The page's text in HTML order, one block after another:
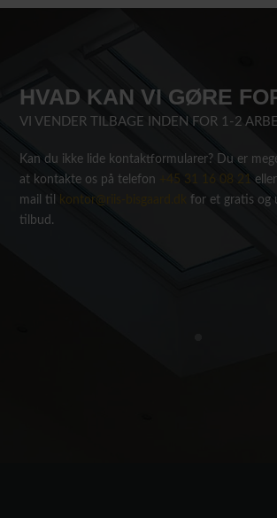
HVAD KAN VI GØRE
VI VENDER TILBAGE INDEN FOR 1-2
Kan du ikke lide kontaktformularer? Du er
at kontakte os på telefon
+45 31 16 08 21
mail til
kontor@riis-bisgaard.dk
for et gratis og
tilbud.